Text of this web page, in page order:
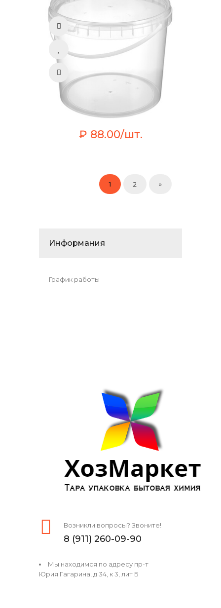
₽ 88.00/шт.
1 2 »
Информания
График работы
Возникли вопросы? Звоните!
8 (911) 260-09-90
Мы находимся по адресу пр-т
Юрия Гагарина, д 34, к 3, лит Б